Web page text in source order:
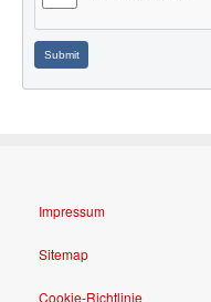
Submit
Impressum
Sitemap
Cookie-Richtlinie